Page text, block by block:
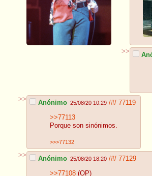
>>
>> Anónimo 25/08/20 10:29 /#/ 77119
>>77113
Porque son sinónimos.
>>>77132
>> Anónimo 25/08/20 18:20 /#/ 77129
>>77108 (OP)